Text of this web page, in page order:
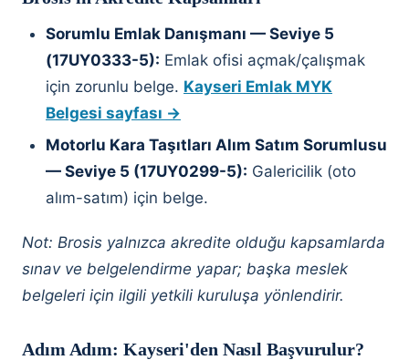
Sorumlu Emlak Danışmanı — Seviye 5
(17UY0333-5): Emlak ofisi açmak/çalışmak
için zorunlu belge. Kayseri Emlak MYK
Belgesi sayfası →
Motorlu Kara Taşıtları Alım Satım Sorumlusu
— Seviye 5 (17UY0299-5): Galericilik (oto
alım-satım) için belge.
Not: Brosis yalnızca akredite olduğu kapsamlarda
sınav ve belgelendirme yapar; başka meslek
belgeleri için ilgili yetkili kuruluşa yönlendirir.
Adım Adım: Kayseri'den Nasıl Başvurulur?